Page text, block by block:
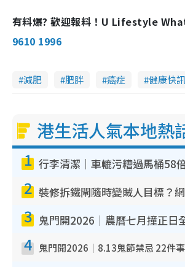
有料爆? 歡迎報料！U Lifestyle
9610 1996
減肥 肥胖 癌症 健康快訊
港生活人氣本地熱
1
2
3
4